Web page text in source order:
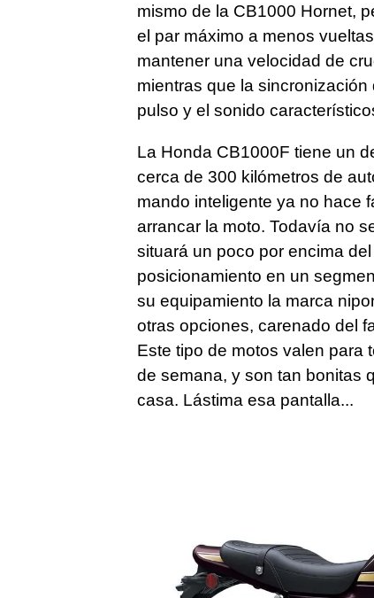
mismo de la CB1000 Hornet,
el par máximo a menos
mantener una velocidad de
mientras que la
pulso y el sonido
La Honda CB1000F tiene un
cerca de 300 kilómetros de
mando inteligente ya no hace
arrancar la moto. Todavía no
situará un poco por encima
posicionamiento en un
su equipamiento la marca
otras opciones, carenado del
Este tipo de motos valen para
de semana, y son tan bonitas
casa. Lástima esa pantalla...